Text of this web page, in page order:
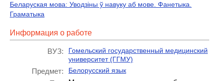
Беларуская мова: Уводзіны ў навуку аб мове. Фанетыка.
Граматыка
Информация о работе
ВУЗ:
Гомельский государственный медицинский
университет (ГГМУ)
Предмет: Белорусский язык